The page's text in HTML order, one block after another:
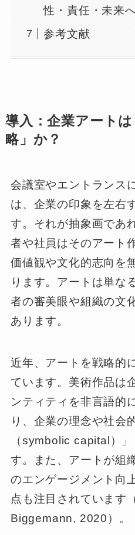
性・責任・未来
参考文献
導入：企業アート
略」か？
会議室やエントランス
は、企業の印象を左右
す。それが抽象画であ
者や社員はそのアート
価値観や文化的志向を
ります。アートは単な
者の審美眼や組織の文
あります。
近年、アートを戦略的
ています。美術作品は
ンティティを非言語的
り、企業の理念や社会
（symbolic capital）
す。また、アートが組
のエンゲージメント向
点も注目されています
Biggemann, 2020）。